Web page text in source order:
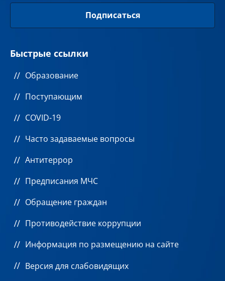
Быстрые ссылки
Образование
Поступающим
COVID-19
Часто задаваемые вопросы
Антитеррор
Предписания МЧС
Обращение граждан
Противодействие коррупции
Информация по размещению на сайте
Версия для слабовидящих